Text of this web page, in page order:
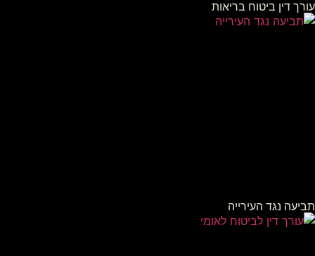
עורך דין ביטוח בריאות
תביעה נגד העירייה